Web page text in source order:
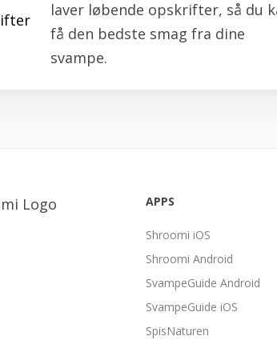
laver løbende opskrifter, så du
få den bedste smag fra dine
svampe.
APPS
Shroomi iOS
Shroomi Android
SvampeGuide Android
SvampeGuide iOS
SpisNaturen